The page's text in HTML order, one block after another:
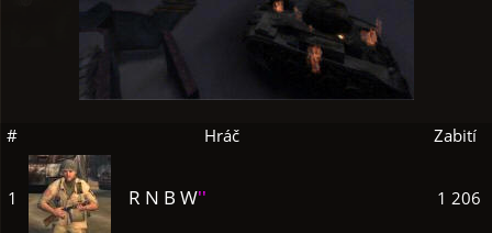
# Hráč Zabití
1 R N B W'' 1 206